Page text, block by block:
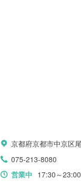
京都府京都市中京区
075-213-8080
営業中 17:30～23:00